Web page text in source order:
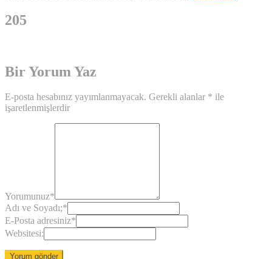
205
Bir Yorum Yaz
E-posta hesabınız yayımlanmayacak. Gerekli alanlar * ile
işaretlenmişlerdir
Yorumunuz*
Adı ve Soyadı;*
E-Posta adresiniz*
Websitesi: